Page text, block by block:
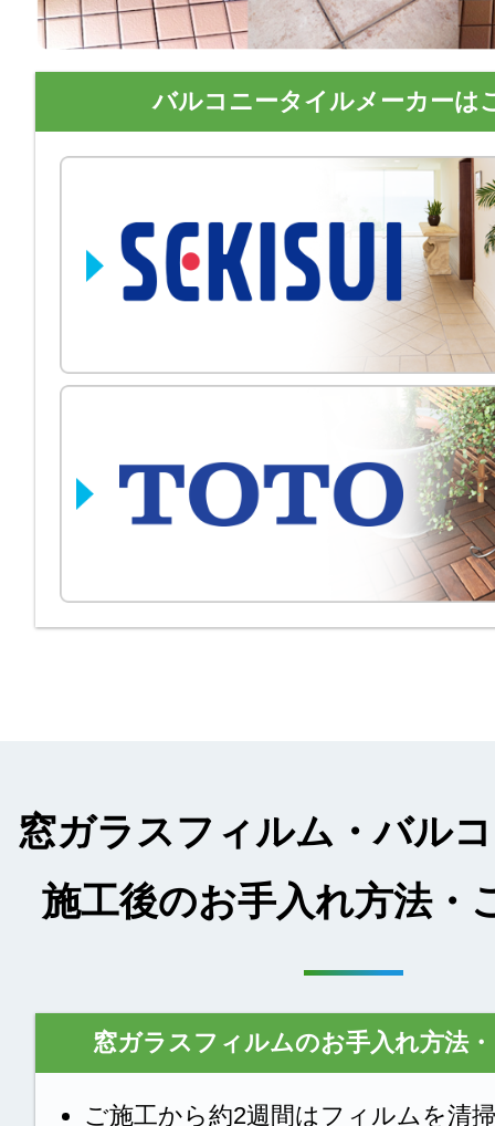
バルコニータイルメーカーは
窓ガラスフィルム・バル
施工後のお手入れ方法・
窓ガラスフィルムのお手入れ方法
ご施工から約2週間はフィルムを清